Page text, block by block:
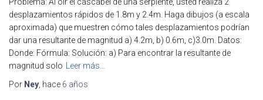
desplazamientos rápidos de 1.8m y 2.4m. Haga dibujos (a escala
aproximada) que muestren cómo tales desplazamientos podrían
dar una resultante de magnitud a) 4.2m, b) 0.6m, c)3.0m. Datos:
Donde: Fórmula: Solución: a) Para encontrar la resultante de
magnitud solo
Leer más…
Por Ney , hace 6 años